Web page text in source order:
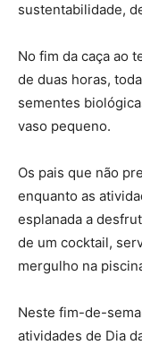
sustentabilidade,
No fim da caça ao
de duas horas,
sementes
vaso pequeno.
Os pais que não
enquanto as
esplanada a
de um cocktail,
mergulho na
Neste fim-de-
atividades de Dia